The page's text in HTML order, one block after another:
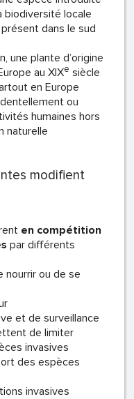
biodiversité locale
dans le sud
une plante d’origine
au XIXe siècle
en Europe
ou
humaines hors
naturelle
modifient
en compétition
par différents
nourrir ou de se
et de surveillance
de limiter
invasives
des espèces
invasives